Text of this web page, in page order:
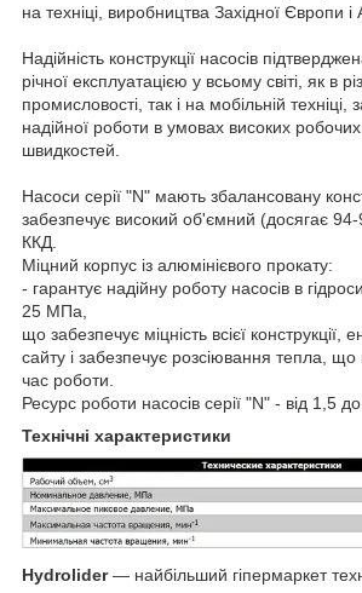
на техніці, виробництва Західної Європи і
Надійність конструкції насосів
річної експлуатацією у всьому світі, як в
промисловості, так і на мобільній техніці,
надійної роботи в умовах високих робочих
швидкостей.
Насоси серії "N" мають збалансовану
забезпечує високий об'ємний (досягає 94-
ККД.
Міцний корпус із алюмінієвого прокату:
- гарантує надійну роботу насосів в
25 МПа,
що забезпечує міцність всієї конструкції,
сайту і забезпечує розсіювання тепла, що
час роботи.
Ресурс роботи насосів серії "N" - від 1,5
Технічні характеристики
Hydrolider— найбільший гіпермаркет